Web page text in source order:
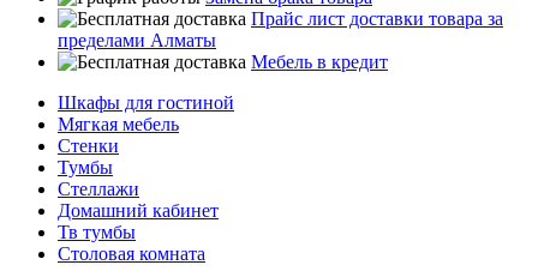
Прайс лист доставки товара за
пределами Алматы
Мебель в кредит
Шкафы для гостиной
Мягкая мебель
Стенки
Тумбы
Стеллажи
Домашний кабинет
Тв тумбы
Столовая комната